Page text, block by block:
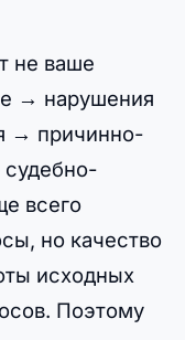
не ваше
→ нарушения
→ причинно-
судебно-
всего
но качество
исходных
Поэтому